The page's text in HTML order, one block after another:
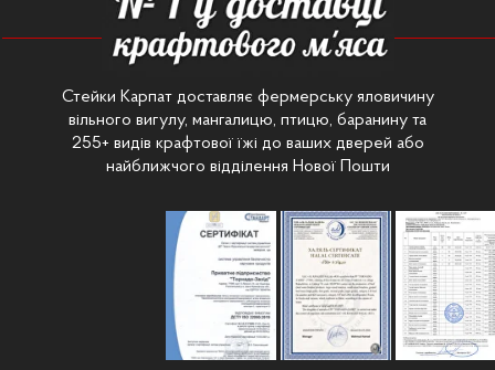
Стейки Карпат доставляє фермерську яловичину
вільного вигулу, мангалицю, птицю, баранину та
255+ видів крафтової їжі до ваших дверей або
найближчого відділення Нової Пошти